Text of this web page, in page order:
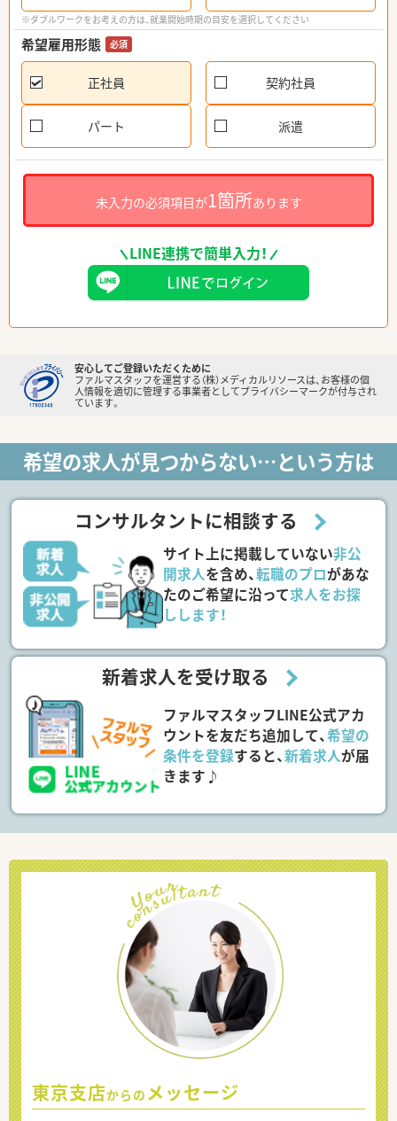
※ダブルワークをお考えの方は、就業開始時期の目安を選択してください
希望雇用形態 必須
正社員 契約社員
パート 派遣
未入力の必須項目が1箇所あります
LINE連携で簡単入力！
安心してご登録いただくために
ファルマスタッフを運営する（株）メディカルリソースは、お客様の個
人情報を適切に管理する事業者としてプライバシーマークが付与され
ています。
希望の求人が見つからない…という方は
コンサルタントに相談する
サイト上に掲載していない非公
開求人を含め、転職のプロがあな
たのご希望に沿って求人をお探
しします！
新着求人を受け取る
ファルマスタッフLINE公式アカ
ウントを友だち追加して、希望の
条件を登録すると、新着求人が届
きます♪
東京支店からの メッセージ